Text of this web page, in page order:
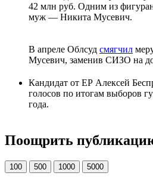
42 млн руб. Одним из
муж — Никита Мусевич.
В апреле Облсуд смягчил
Мусевич, заменив СИЗО на
Кандидат от ЕР Алексей
голосов по итогам выборов
года.
Поощрить
100 500 1000 5000